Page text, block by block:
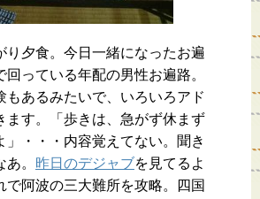
り夕食。今日一緒になったお遍
回っている年配の男性お遍路。
もあるみたいで、いろいろアド
ます。「歩きは、急がず休まず
」・・・内容覚えてない。聞き
。 昨日のデジャブを見てるよ
で阿波の三大難所を攻略。四国